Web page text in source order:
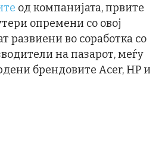
од компанијата, првите
опремени со овој
развиени во соработка со
на пазарот, меѓу
брендовите Acer, HP и